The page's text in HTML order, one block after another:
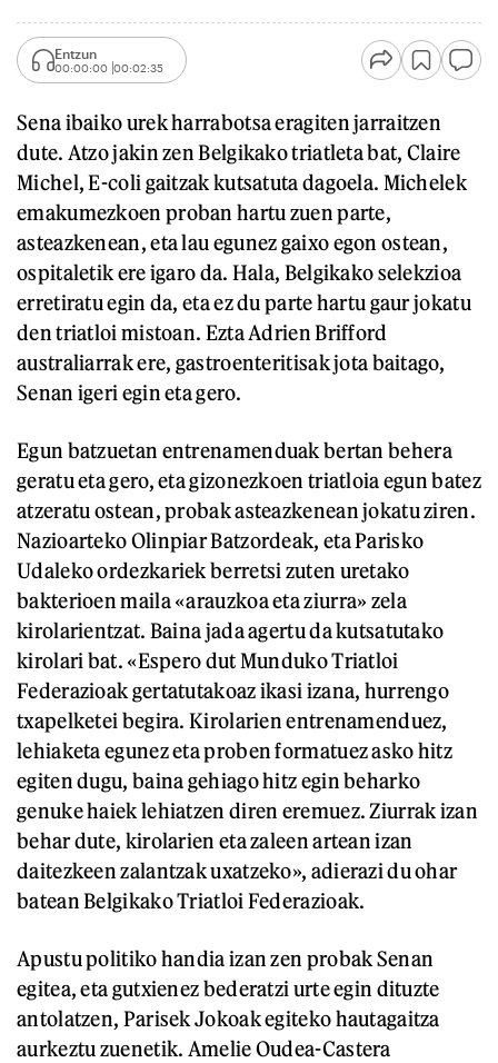
Entzun
00:00:00 00:02:35
Sena ibaiko urek harrabotsa eragiten jarraitzen
dute. Atzo jakin zen Belgikako triatleta bat, Claire
Michel, E-coli gaitzak kutsatuta dagoela. Michelek
emakumezkoen proban hartu zuen parte,
asteazkenean, eta lau egunez gaixo egon ostean,
ospitaletik ere igaro da. Hala, Belgikako selekzioa
erretiratu egin da, eta ez du parte hartu gaur jokatu
den triatloi mistoan. Ezta Adrien Brifford
australiarrak ere, gastroenteritisak jota baitago,
Senan igeri egin eta gero.
Egun batzuetan entrenamenduak bertan behera
geratu eta gero, eta gizonezkoen triatloia egun batez
atzeratu ostean, probak asteazkenean jokatu ziren.
Nazioarteko Olinpiar Batzordeak, eta Parisko
Udaleko ordezkariek berretsi zuten uretako
bakterioen maila «arauzkoa eta ziurra» zela
kirolarientzat. Baina jada agertu da kutsatutako
kirolari bat. «Espero dut Munduko Triatloi
Federazioak gertatutakoaz ikasi izana, hurrengo
txapelketei begira. Kirolarien entrenamenduez,
lehiaketa egunez eta proben formatuez asko hitz
egiten dugu, baina gehiago hitz egin beharko
genuke haiek lehiatzen diren eremuez. Ziurrak izan
behar dute, kirolarien eta zaleen artean izan
daitezkeen zalantzak uxatzeko», adierazi du ohar
batean Belgikako Triatloi Federazioak.
Apustu politiko handia izan zen probak Senan
egitea, eta gutxienez bederatzi urte egin dituzte
antolatzen, Parisek Jokoak egiteko hautagaitza
aurkeztu zuenetik. Amelie Oudea-Castera